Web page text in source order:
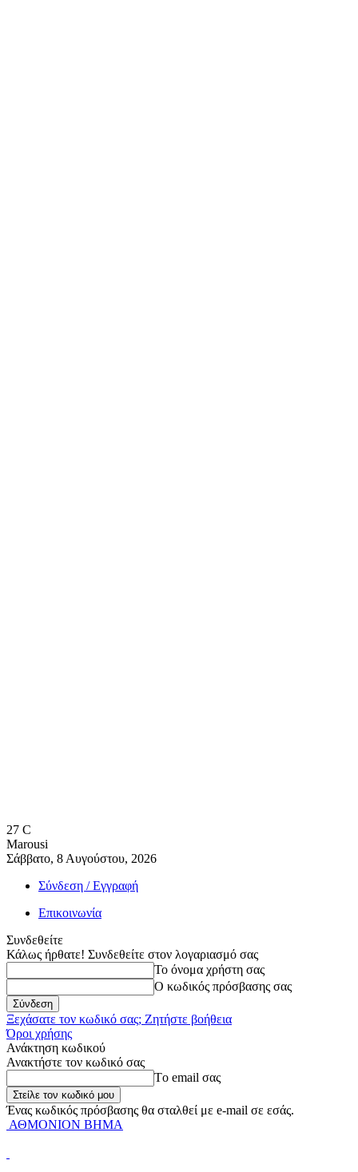
27 C
Marousi
Σάββατο, 8 Αυγούστου, 2026
Σύνδεση / Εγγραφή
Επικοινωνία
Συνδεθείτε
Κάλως ήρθατε! Συνδεθείτε στον λογαριασμό σας
Το όνομα χρήστη σας
Ο κωδικός πρόσβασης σας
Ξεχάσατε τον κωδικό σας; Ζητήστε βοήθεια
Όροι χρήσης
Ανάκτηση κωδικού
Ανακτήστε τον κωδικό σας
Tο email σας
Ένας κωδικός πρόσβασης θα σταλθεί με e-mail σε εσάς.
ΑΘΜΟΝΙΟΝ ΒΗΜΑ